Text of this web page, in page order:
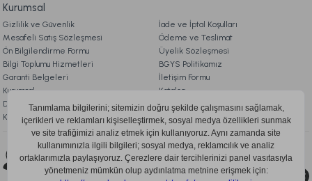
Kurumsal
Gizlilik ve Güvenlik
İade ve İptal Koşulları
Mesafeli Satış Sözleşmesi
Ödeme ve Teslimat
Ön Bilgilendirme Formu
Üyelik Sözleşmesi
Bilgi Toplumu Hizmetleri
BGYS Politikamız
Garanti Belgeleri
İletişim Formu
Kurumsal
Katalog
Doqu Blog
Çerez Politikası
KVKK Aydınlatma Metni
Bizi Takip Edin
0850 205 03 35